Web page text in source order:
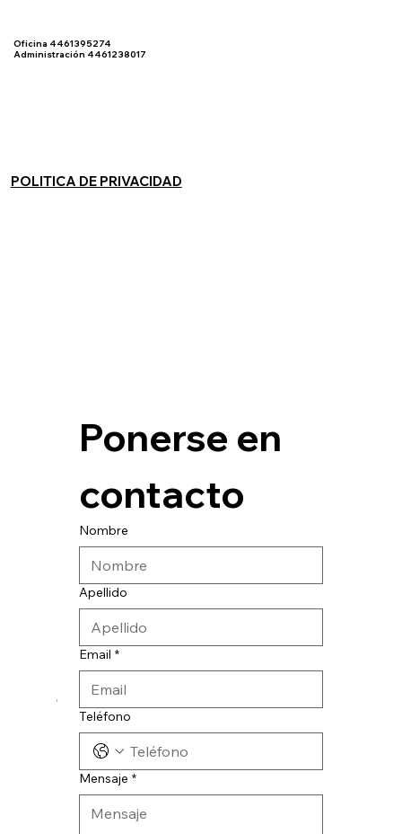
POLITICA DE PRIVACIDAD
Oficina 4461395274
Administración 4461238017
© 2024 CATESA INGENIERIA
Ponerse en
contacto
Nombre
Apellido
Email *
Teléfono
Mensaje *